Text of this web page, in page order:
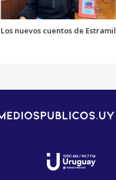
Los nuevos cuentos de Estramil